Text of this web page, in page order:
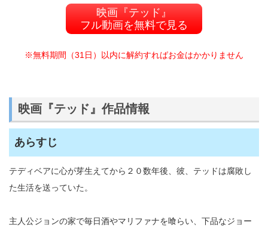
映画『テッド』
フル動画を無料で見る
※無料期間（31日）以内に解約すればお金はかかりません
映画『テッド』作品情報
あらすじ
テディベアに心が芽生えてから２０数年後、彼、テッドは腐敗し
た生活を送っていた。
主人公ジョンの家で毎日酒やマリファナを喰らい、下品なジョー